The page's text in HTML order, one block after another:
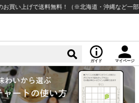
げで送料無料！（※北海道・沖縄など一部例外地
ガイド マイページ